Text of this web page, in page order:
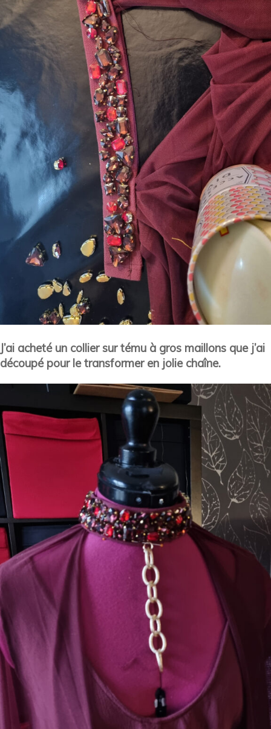
J’ai acheté un collier sur tému à gros maillons que j’ai
découpé pour le transformer en jolie chaîne.